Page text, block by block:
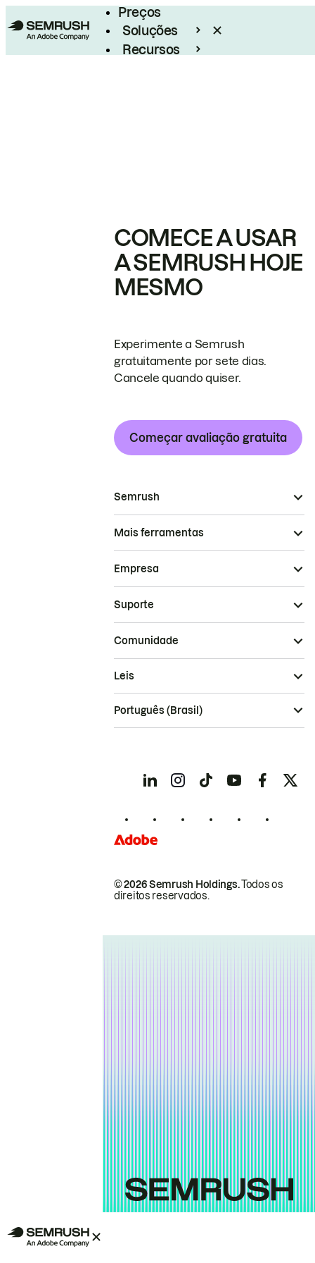
Preços
Soluções
Recursos
COMECE A USAR
A SEMRUSH HOJE
MESMO
Experimente a Semrush
gratuitamente por sete dias.
Cancele quando quiser.
Começar avaliação gratuita
Semrush
Mais ferramentas
Empresa
Suporte
Comunidade
© 2026 Semrush Holdings.Todos os
direitos reservados.
Leis
Português (Brasil)